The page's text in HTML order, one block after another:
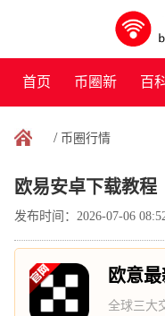
首页 币圈新
闻
百
/ 币圈行情
欧易安卓下载教程
发布时间：2026-07-06
欧意
全球三大